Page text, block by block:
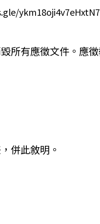
ykm18oji4v7eHxtN7
所有應徵文件。應
併此敘明。